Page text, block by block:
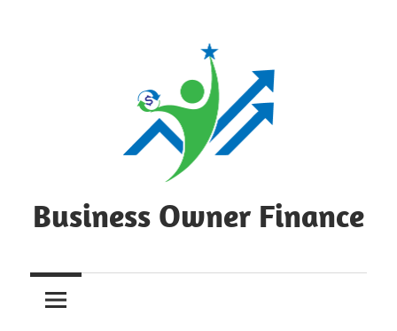
Business Owner Finance
für
Selbstständige